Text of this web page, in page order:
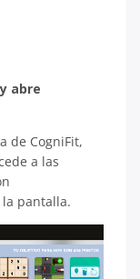
abre
de CogniFit,
a las
pantalla.